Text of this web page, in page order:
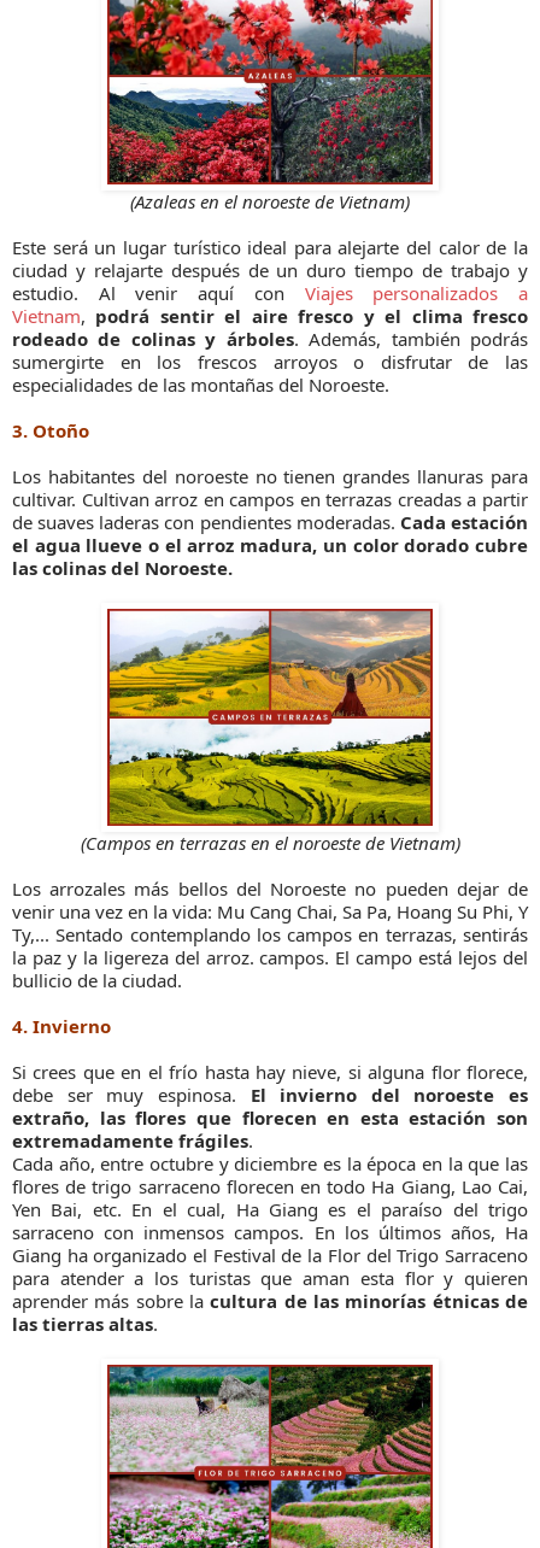
(Azaleas en el noroeste de Vietnam)
Este será un lugar turístico ideal para alejarte del calor de la
ciudad y relajarte después de un duro tiempo de trabajo y
estudio. Al venir aquí con Viajes personalizados a
Vietnam, podrá sentir el aire fresco y el clima fresco
rodeado de colinas y árboles. Además, también podrás
sumergirte en los frescos arroyos o disfrutar de las
especialidades de las montañas del Noroeste.
3. Otoño
Los habitantes del noroeste no tienen grandes llanuras para
cultivar. Cultivan arroz en campos en terrazas creadas a partir
de suaves laderas con pendientes moderadas. Cada estación
el agua llueve o el arroz madura, un color dorado cubre
las colinas del Noroeste.
(Campos en terrazas en el noroeste de Vietnam)
Los arrozales más bellos del Noroeste no pueden dejar de
venir una vez en la vida: Mu Cang Chai, Sa Pa, Hoang Su Phi, Y
Ty,... Sentado contemplando los campos en terrazas, sentirás
la paz y la ligereza del arroz. campos. El campo está lejos del
bullicio de la ciudad.
4. Invierno
Si crees que en el frío hasta hay nieve, si alguna flor florece,
debe ser muy espinosa. El invierno del noroeste es
extraño, las flores que florecen en esta estación son
extremadamente frágiles.
Cada año, entre octubre y diciembre es la época en la que las
flores de trigo sarraceno florecen en todo Ha Giang, Lao Cai,
Yen Bai, etc. En el cual, Ha Giang es el paraíso del trigo
sarraceno con inmensos campos. En los últimos años, Ha
Giang ha organizado el Festival de la Flor del Trigo Sarraceno
para atender a los turistas que aman esta flor y quieren
aprender más sobre la cultura de las minorías étnicas de
las tierras altas.